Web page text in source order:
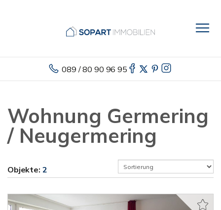
089 / 80 90 96 95
Wohnung Germering
/ Neugermering
Objekte: 2